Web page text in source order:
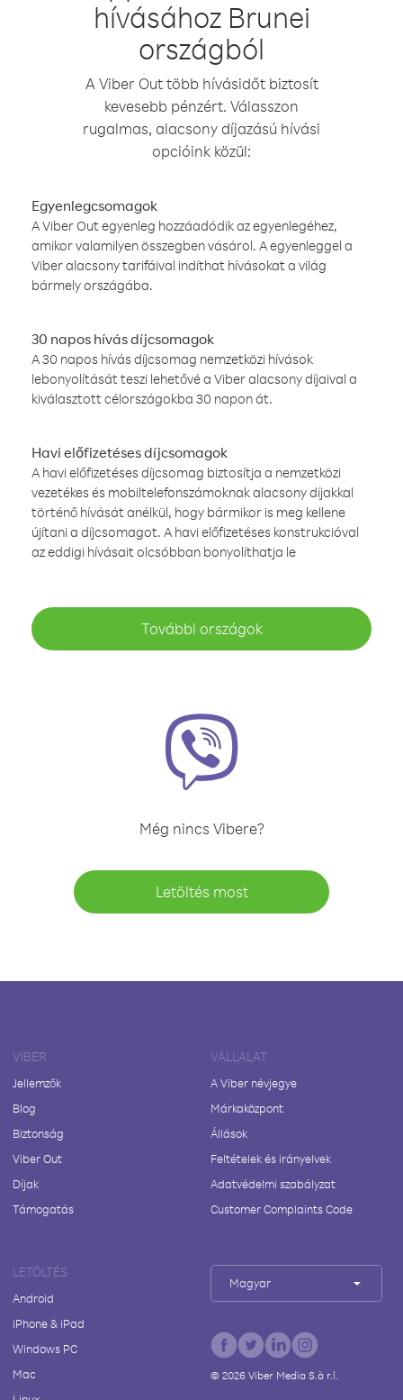
hívásához Brunei
országból
A Viber Out több hívásidőt biztosít
kevesebb pénzért. Válasszon
rugalmas, alacsony díjazású hívási
opcióink közül:
Egyenlegcsomagok
A Viber Out egyenleg hozzáadódik az egyenlegéhez,
amikor valamilyen összegben vásárol. A egyenleggel a
Viber alacsony tarifáival indíthat hívásokat a világ
bármely országába.
30 napos hívás díjcsomagok
A 30 napos hívás díjcsomag nemzetközi hívások
lebonyolítását teszi lehetővé a Viber alacsony díjaival a
kiválasztott célországokba 30 napon át.
Havi előfizetéses díjcsomagok
A havi előfizetéses díjcsomag biztosítja a nemzetközi
vezetékes és mobiltelefonszámoknak alacsony díjakkal
történő hívását anélkül, hogy bármikor is meg kellene
újítani a díjcsomagot. A havi előfizetéses konstrukcióval
az eddigi hívásait olcsóbban bonyolíthatja le
További országok
Még nincs Vibere?
Letöltés most
VIBER
Jellemzők
Blog
Biztonság
Viber Out
Díjak
Támogatás
VÁLLALAT
A Viber névjegye
Márkaközpont
Állások
Feltételek és irányelvek
Adatvédelmi szabályzat
Customer Complaints Code
LETÖLTÉS
Android
iPhone & iPad
Windows PC
Mac
Magyar
© 2026Viber Media S.à r.l.